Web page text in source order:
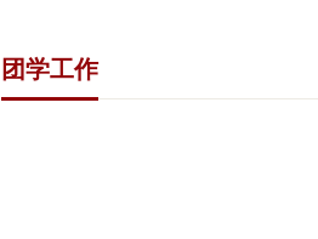
团学工作